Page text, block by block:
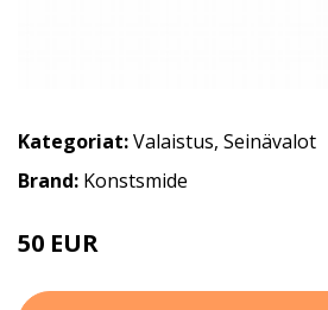
Kategoriat:Valaistus, Seinävalot
Brand: Konstsmide
50 EUR